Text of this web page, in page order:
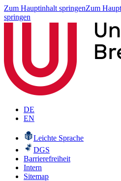
Zum Hauptinhalt springenZum
springen
DE
EN
Leichte Sprache
DGS
Barrierefreiheit
Intern
Sitemap